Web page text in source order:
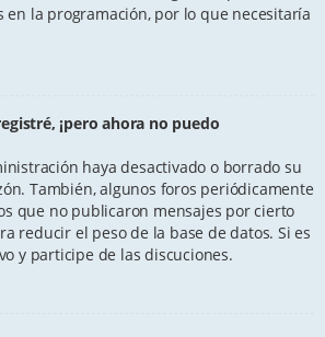
en la programación, por lo que necesitaría
¡pero ahora no puedo
haya desactivado o borrado su
También, algunos foros periódicamente
que no publicaron mensajes por cierto
reducir el peso de la base de datos. Si es
y participe de las discuciones.